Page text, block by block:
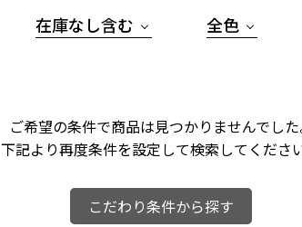
在庫なし含む 全色
ご希望の条件で商品は見つかりませんでした
下記より再度条件を設定して検索してください
こだわり条件から探す